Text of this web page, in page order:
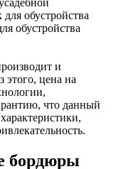
обустройства
обустройства
и
этого, цена на
что данный
бордюры